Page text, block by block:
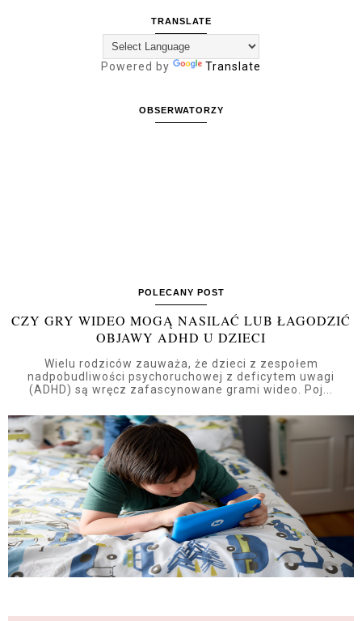
TRANSLATE
Powered by Translate
OBSERWATORZY
POLECANY POST
CZY GRY WIDEO MOGĄ NASILAĆ LUB ŁAGODZIĆ
OBJAWY ADHD U DZIECI
Wielu rodziców zauważa, że dzieci z zespołem
nadpobudliwości psychoruchowej z deficytem uwagi
(ADHD) są wręcz zafascynowane grami wideo. Poj...